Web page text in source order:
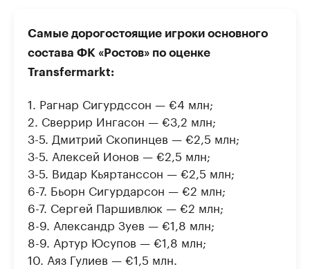
Самые дорогостоящие игроки основного
состава ФК «Ростов» по оценке
Transfermarkt:
1. Рагнар Сигурдссон — €4 млн;
2. Сверрир Ингасон — €3,2 млн;
3-5. Дмитрий Скопинцев — €2,5 млн;
3-5. Алексей Ионов — €2,5 млн;
3-5. Видар Кьяртанссон — €2,5 млн;
6-7. Бьорн Сигурдарсон — €2 млн;
6-7. Сергей Паршивлюк — €2 млн;
8-9. Александр Зуев — €1,8 млн;
8-9. Артур Юсупов — €1,8 млн;
10. Аяз Гулиев — €1,5 млн.